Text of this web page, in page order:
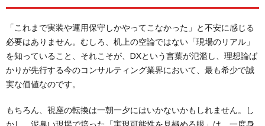
「これまで実装や運用保守しかやってこなかった」と不安に感じる
必要はありません。むしろ、机上の空論ではない「現場のリアル」
を知っていること、それこそが、DXという言葉が氾濫し、理想論ば
かりが先行する今のコンサルティング業界において、最も希少で誠
実な価値なのです。
もちろん、視座の転換は一朝一夕にはいかないかもしれません。し
かし、泥臭い現場で培った「実現可能性を見極める眼」は、一度身